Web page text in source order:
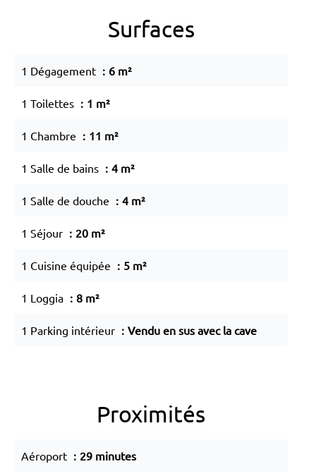
Surfaces
1 Dégagement 6 m²
1 Toilettes 1 m²
1 Chambre 11 m²
1 Salle de bains 4 m²
1 Salle de douche 4 m²
1 Séjour 20 m²
1 Cuisine équipée 5 m²
1 Loggia 8 m²
1 Parking intérieur Vendu en sus avec la cave
Proximités
Aéroport 29 minutes